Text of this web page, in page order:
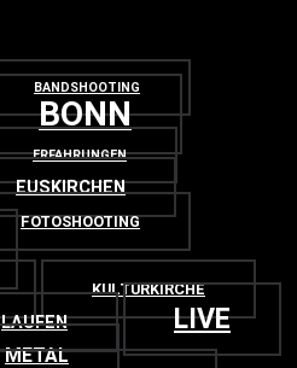
BANDSHOOTING
BONN
ERFAHRUNGEN
EUSKIRCHEN
FOTOSHOOTING
KULTURKIRCHE
LAUFEN LIVE
METAL